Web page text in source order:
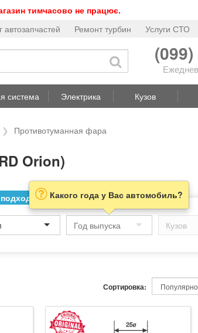
тимчасово не працює.
автозапчастей Ремонт турбин Услуги СТО
система Электрика Кузов
Противотуманная фара
Orion)
ли товар к нему
Какого года у Вас автомобиль?
Сортировка: